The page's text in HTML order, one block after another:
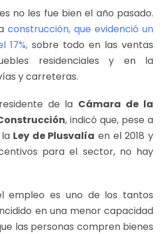
no les fue bien el año pasado.
construcción, que evidenció un
17%, sobre todo en las ventas
residenciales y en la
y carreteras.
de la Cámara de la
, indicó que, pese a
Ley de Plusvalía en el 2018 y
para el sector, no hay
empleo es uno de los tantos
en una menor capacidad
las personas compren bienes